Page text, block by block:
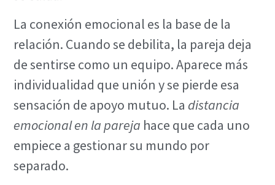
La conexión emocional es la base de la
relación. Cuando se debilita, la pareja deja
de sentirse como un equipo. Aparece más
individualidad que unión y se pierde esa
sensación de apoyo mutuo. La distancia
emocional en la pareja hace que cada uno
empiece a gestionar su mundo por
separado.